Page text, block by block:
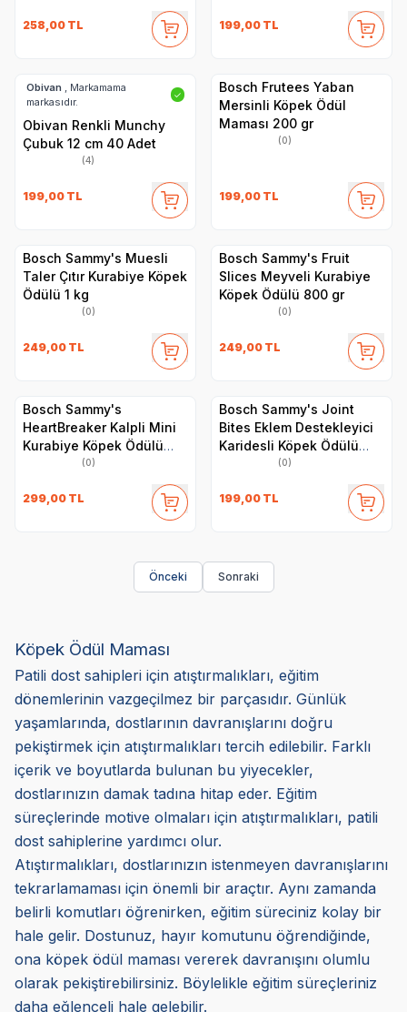
258,00 TL 199,00 TL
Obivan , Markamama
markasıdır.
✓
Obivan Renkli Munchy
Çubuk 12 cm 40 Adet
(4)
199,00 TL
Bosch Frutees Yaban
Mersinli Köpek Ödül
Maması 200 gr
(0)
199,00 TL
Bosch Sammy's Muesli
Taler Çıtır Kurabiye Köpek
Ödülü 1 kg
(0)
249,00 TL
Bosch Sammy's Fruit
Slices Meyveli Kurabiye
Köpek Ödülü 800 gr
(0)
249,00 TL
Bosch Sammy's
HeartBreaker Kalpli Mini
Kurabiye Köpek Ödülü
(0)
299,00 TL
Bosch Sammy's Joint
Bites Eklem Destekleyici
Karidesli Köpek Ödülü
(0)
199,00 TL
Önceki Sonraki
Köpek Ödül Maması
Patili dost sahipleri için atıştırmalıkları, eğitim
dönemlerinin vazgeçilmez bir parçasıdır. Günlük
yaşamlarında, dostlarının davranışlarını doğru
pekiştirmek için atıştırmalıkları tercih edilebilir. Farklı
içerik ve boyutlarda bulunan bu yiyecekler,
dostlarınızın damak tadına hitap eder. Eğitim
süreçlerinde motive olmaları için atıştırmalıkları, patili
dost sahiplerine yardımcı olur.
Atıştırmalıkları, dostlarınızın istenmeyen davranışlarını
tekrarlamaması için önemli bir araçtır. Aynı zamanda
belirli komutları öğrenirken, eğitim süreciniz kolay bir
hale gelir. Dostunuz, hayır komutunu öğrendiğinde,
ona köpek ödül maması vererek davranışını olumlu
olarak pekiştirebilirsiniz. Böylelikle eğitim süreçleriniz
daha eğlenceli hale gelebilir.